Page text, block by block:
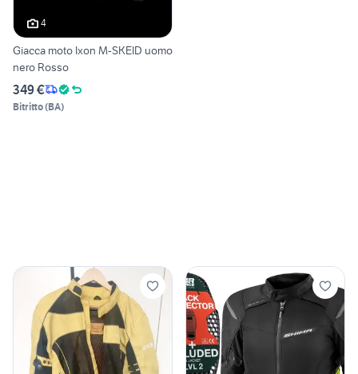
4
Giacca moto Ixon M-SKEID uomo
nero Rosso
349 €
Bitritto(BA)